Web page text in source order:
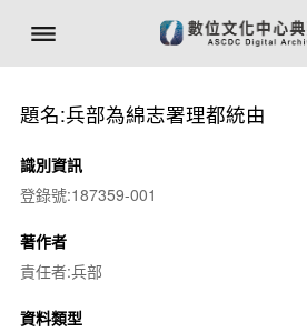
題名:兵部為綿志署理都統由
識別資訊
登錄號:187359-001
著作者
責任者:兵部
資料類型